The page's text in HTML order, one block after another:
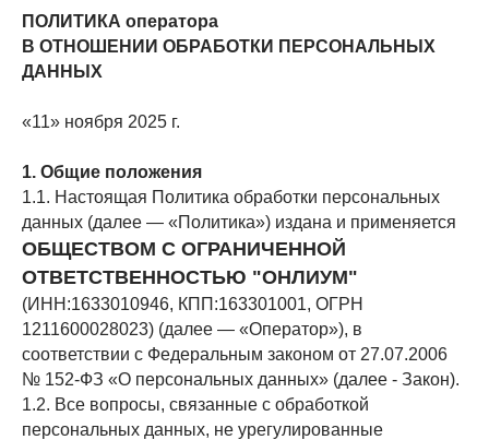
ПОЛИТИКА оператора
В ОТНОШЕНИИ ОБРАБОТКИ ПЕРСОНАЛЬНЫХ
ДАННЫХ
«11» ноября 2025 г.
1. Общие положения
1.1. Настоящая Политика обработки персональных
данных (далее — «Политика») издана и применяется
ОБЩЕСТВОМ С ОГРАНИЧЕННОЙ
ОТВЕТСТВЕННОСТЬЮ "ОНЛИУМ"
(ИНН:1633010946, КПП:163301001, ОГРН
1211600028023) (далее — «Оператор»), в
соответствии с Федеральным законом от 27.07.2006
№ 152-ФЗ «О персональных данных» (далее - Закон).
1.2. Все вопросы, связанные с обработкой
персональных данных, не урегулированные